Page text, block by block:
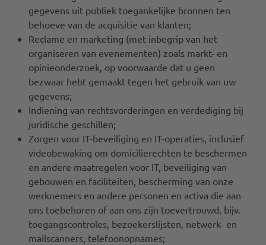
gegevens uit publiek toegankelijke bronnen ten
behoeve van de acquisitie van klanten;
Reclame en marketing (met inbegrip van het
organiseren van evenementen) zoals markt- en
opinieonderzoek, op voorwaarde dat u geen
bezwaar hebt gemaakt tegen het gebruik van uw
gegevens;
Indiening van rechtsvorderingen en verdediging bij
juridische geschillen;
Zorgen voor IT-beveiliging en IT-operaties, inclusief
videobewaking om domicilierechten te beschermen
en andere maatregelen voor IT, beveiliging van
gebouwen en faciliteiten, bescherming van onze
werknemers en andere personen en activa die aan
ons toebehoren of aan ons zijn toevertrouwd, bijv.
toegangscontroles, bezoekerslijsten, netwerk- en
mailscanners, telefoonopnames;